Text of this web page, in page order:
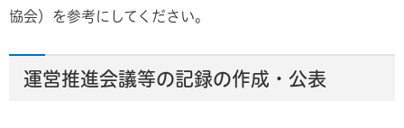
協会）を参考にしてください。
運営推進会議等の記録の作成・公表